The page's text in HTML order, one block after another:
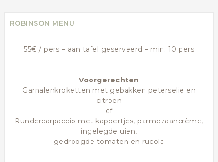
ROBINSON MENU
55€ / pers – aan tafel geserveerd – min. 10 pers
Voorgerechten
Garnalenkroketten met gebakken peterselie en
citroen
of
Rundercarpaccio met kappertjes, parmezaancrème,
ingelegde uien,
gedroogde tomaten en rucola